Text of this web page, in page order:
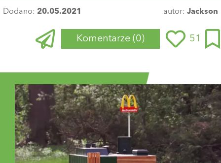
Dodano: 20.05.2021 autor: Jackson
Komentarze (0) 51